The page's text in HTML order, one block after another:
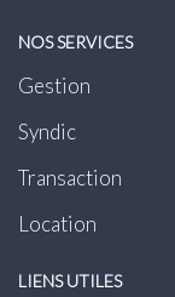
NOS SERVICES
Gestion
Syndic
Transaction
Location
LIENS UTILES